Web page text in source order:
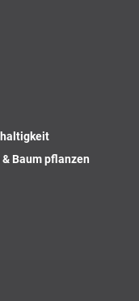
Baum pflanzen